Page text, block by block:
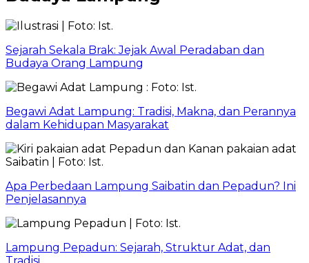
Sejarah Sekala Brak: Jejak Awal Peradaban dan
Budaya Orang Lampung
Begawi Adat Lampung: Tradisi, Makna, dan Perannya
dalam Kehidupan Masyarakat
Apa Perbedaan Lampung Saibatin dan Pepadun? Ini
Penjelasannya
Lampung Pepadun: Sejarah, Struktur Adat, dan
Tradisi